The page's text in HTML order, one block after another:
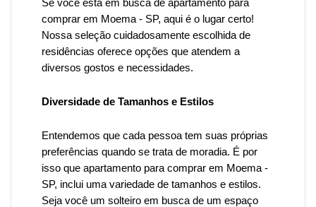
Se você está em busca de apartamento para
comprar em Moema - SP, aqui é o lugar certo!
Nossa seleção cuidadosamente escolhida de
residências oferece opções que atendem a
diversos gostos e necessidades.
Diversidade de Tamanhos e Estilos
Entendemos que cada pessoa tem suas próprias
preferências quando se trata de moradia. É por
isso que apartamento para comprar em Moema -
SP, inclui uma variedade de tamanhos e estilos.
Seja você um solteiro em busca de um espaço